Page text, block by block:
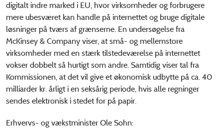
digitalt indre marked i EU, hvor virksomheder og forbrugere
mere ubesværet kan handle på internettet og bruge digitale
løsninger på tværs af grænserne. En undersøgelse fra
McKinsey & Company viser, at små- og mellemstore
virksomheder med en stærk tilstedeværelse på internettet
vokser dobbelt så hurtigt som andre. Samtidig viser tal fra
Kommissionen, at det vil give et økonomisk udbytte på ca. 40
milliarder kr. årligt i en seksårig periode, hvis alle regninger
sendes elektronisk i stedet for på papir.
Erhvervs- og vækstminister Ole Sohn: